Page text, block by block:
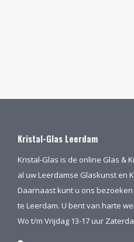
Kristal-Glas Leerdam
Kristal-Glas is de online Glas &
al uw Leerdamse Glaskunst en
Daarnaast kunt u ons
te Leerdam. U bent van harte
Wo t/m Vrijdag 13-17 uur